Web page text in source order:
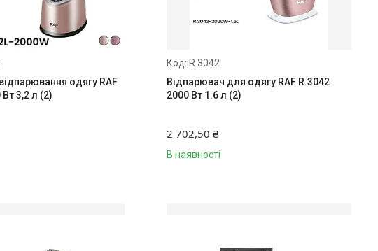
одягу RAF
Вт 3,2 л (2)
R 3042
Відпарювач для одягу RAF R.3042
2000 Вт 1.6 л (2)
2 702,50 ₴
В наявності